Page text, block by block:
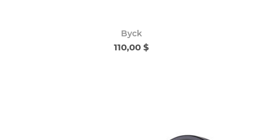
Byck
110,00 $